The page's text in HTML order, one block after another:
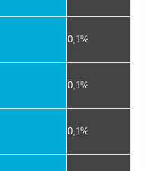
0,1%
0,1%
0,1%